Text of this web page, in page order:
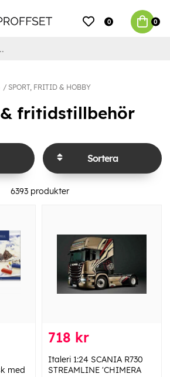
0 0
SPORT, FRITID & HOBBY
fritidstillbehör
Sortera
6393 produkter
med
718 kr
Italeri 1:24 SCANIA R730
STREAMLINE 'CHIMERA